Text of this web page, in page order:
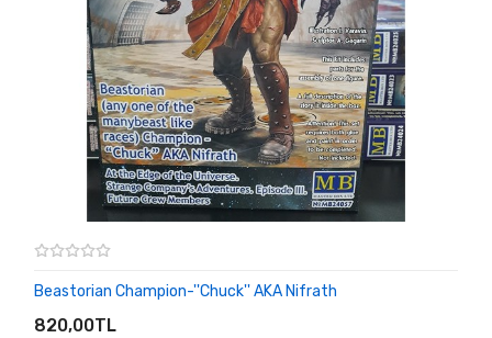
Beastorian Champion-''Chuck'' AKA Nifrath
820,00TL